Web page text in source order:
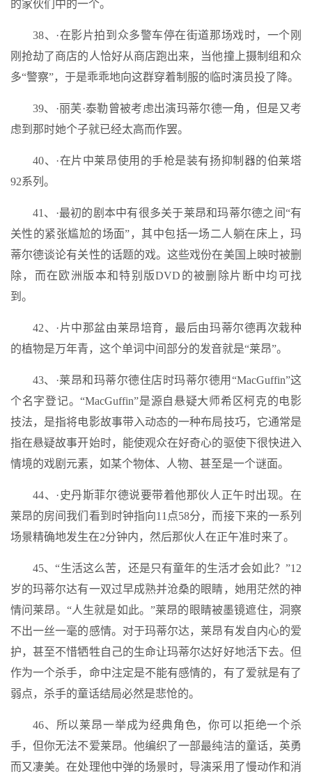
的家伙们中的一个。
38、·在影片拍到众多警车停在街道那场戏时，一个刚
刚抢劫了商店的人恰好从商店跑出来，当他撞上摄制组和众
多“警察”，于是乖乖地向这群穿着制服的临时演员投了降。
39、·丽芙·泰勒曾被考虑出演玛蒂尔德一角，但是又考
虑到那时她个子就已经太高而作罢。
40、·在片中莱昂使用的手枪是装有扬抑制器的伯莱塔
92系列。
41、·最初的剧本中有很多关于莱昂和玛蒂尔德之间“有
关性的紧张尴尬的场面”，其中包括一场二人躺在床上，玛
蒂尔德谈论有关性的话题的戏。这些戏份在美国上映时被删
除，而在欧洲版本和特别版DVD的被删除片断中均可找
到。
42、·片中那盆由莱昂培育，最后由玛蒂尔德再次栽种
的植物是万年青，这个单词中间部分的发音就是“莱昂”。
43、·莱昂和玛蒂尔德住店时玛蒂尔德用“MacGuffin”这
个名字登记。“MacGuffin”是源自悬疑大师希区柯克的电影
技法，是指将电影故事带入动态的一种布局技巧，它通常是
指在悬疑故事开始时，能使观众在好奇心的驱使下很快进入
情境的戏剧元素，如某个物体、人物、甚至是一个谜面。
44、·史丹斯菲尔德说要带着他那伙人正午时出现。在
莱昂的房间我们看到时钟指向11点58分，而接下来的一系列
场景精确地发生在2分钟内，然后那伙人在正午准时来了。
45、“生活这么苦，还是只有童年的生活才会如此？”12
岁的玛蒂尔达有一双过早成熟并沧桑的眼睛，她用茫然的神
情问莱昂。“人生就是如此。”莱昂的眼睛被墨镜遮住，洞察
不出一丝一毫的感情。对于玛蒂尔达，莱昂有发自内心的爱
护，甚至不惜牺牲自己的生命让玛蒂尔达好好地活下去。但
作为一个杀手，命中注定是不能有感情的，有了爱就是有了
弱点，杀手的童话结局必然是悲怆的。
46、所以莱昂一举成为经典角色，你可以拒绝一个杀
手，但你无法不爱莱昂。他编织了一部最纯洁的童话，英勇
而又凄美。在处理他中弹的场景时，导演采用了慢动作和消